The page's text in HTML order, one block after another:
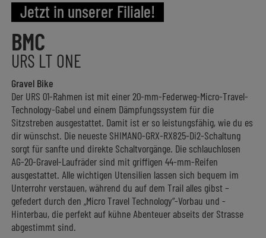
Jetzt in unserer Filiale!
BMC
URS LT ONE
Gravel Bike
Der URS 01-Rahmen ist mit einer 20-mm-Federweg-Micro-Travel-
Technology-Gabel und einem Dämpfungssystem für die
Sitzstreben ausgestattet. Damit ist er so leistungsfähig, wie du es
dir wünschst. Die neueste SHIMANO-GRX-RX825-Di2-Schaltung
sorgt für sanfte und direkte Schaltvorgänge. Die schlauchlosen
AG-20-Gravel-Laufräder sind mit griffigen 44-mm-Reifen
ausgestattet. Alle wichtigen Utensilien lassen sich bequem im
Unterrohr verstauen, während du auf dem Trail alles gibst –
gefedert durch den „Micro Travel Technology“-Vorbau und -
Hinterbau, die perfekt auf kühne Abenteuer abseits der Strasse
abgestimmt sind.